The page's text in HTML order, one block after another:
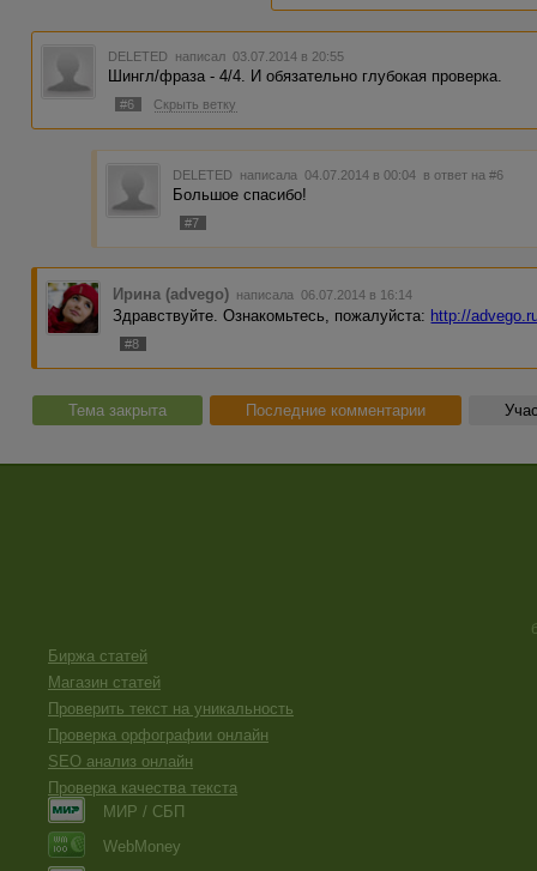
DELETED написал 03.07.2014 в 20:55
Шингл/фраза - 4/4. И обязательно глубокая проверка.
#6 Скрыть ветку
DELETED написала 04.07.2014 в 00:04 в ответ на #6
Большое спасибо!
#7
Ирина (advego) написала 06.07.2014 в 16:14
Здравствуйте. Ознакомьтесь, пожалуйста: http://
#8
Тема закрыта Последние комментарии
Биржа статей
Магазин статей
Проверить текст на уникальность
Проверка орфографии онлайн
SEO анализ онлайн
Проверка качества текста
МИР / СБП
WebMoney